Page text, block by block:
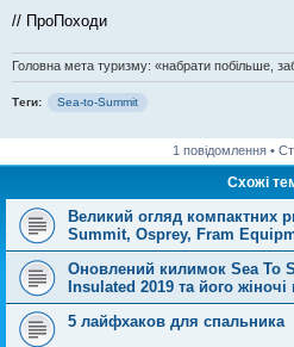
// ПроПоходи
Головна мета туризму: «набрати побільше,
Теги: Sea-to-Summit
1 повідомлення •
Схожі
Великий огляд компактних
Summit, Osprey, Fram
Оновлений килимок Sea To
Insulated 2019 та його жіночі
5 лайфхаков для спальника